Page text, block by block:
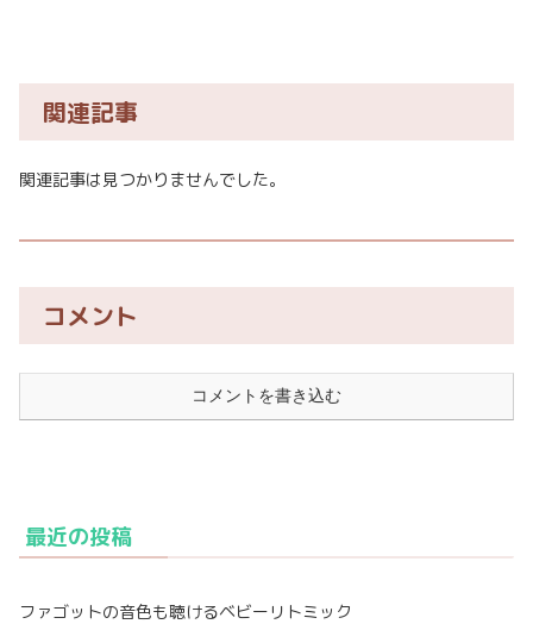
関連記事
関連記事は見つかりませんでした。
コメント
コメントを書き込む
最近の投稿
ファゴットの音色も聴けるベビーリトミック